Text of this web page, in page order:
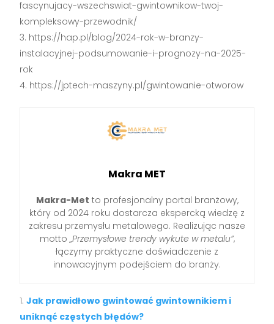
fascynujacy-wszechswiat-gwintownikow-twoj-
kompleksowy-przewodnik/
https://hap.pl/blog/2024-rok-w-branzy-
instalacyjnej-podsumowanie-i-prognozy-na-2025-
rok
https://jptech-maszyny.pl/gwintowanie-otworow
Makra MET
Makra-Met to profesjonalny portal branżowy,
który od 2024 roku dostarcza ekspercką wiedzę z
zakresu przemysłu metalowego. Realizując nasze
motto„Przemysłowe trendy wykute w metalu”,
łączymy praktyczne doświadczenie z
innowacyjnym podejściem do branży.
Jak prawidłowo gwintować gwintownikiem i
uniknąć częstych błędów?